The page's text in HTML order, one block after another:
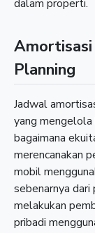
dalam properti.
Planning
Jadwal
yang
bagaimana
merencanakan
mobil
sebenarnya dari
melakukan
pribadi